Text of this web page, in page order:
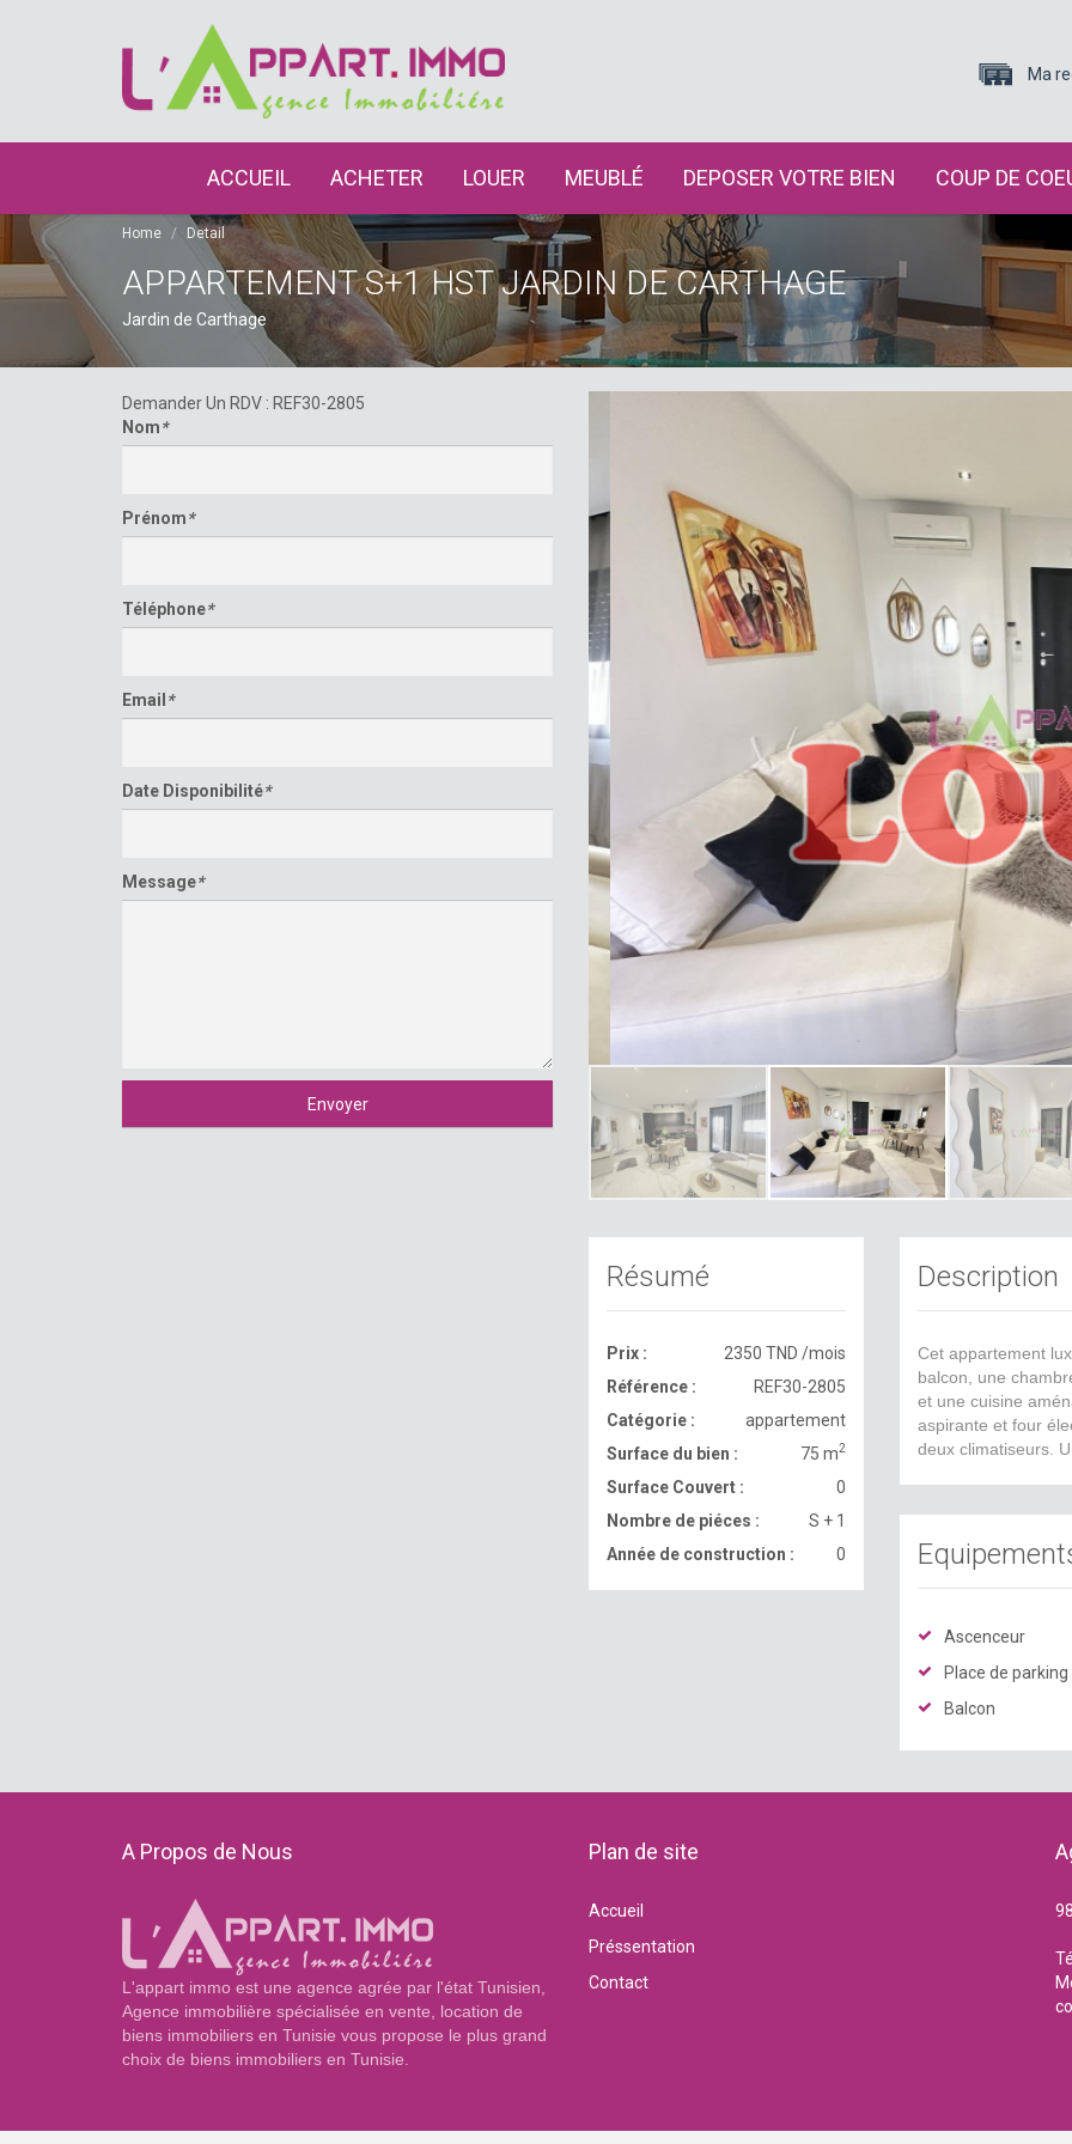
Ma
ACCUEIL ACHETER LOUER MEUBLÉ DEPOSER VOTRE BIEN COUP DE
Home Detail
APPARTEMENT S+1 HST JARDIN DE CARTHAGE
Jardin de Carthage
Demander Un RDV : REF30-2805
Nom*
Prénom*
Téléphone*
Email *
Date Disponibilité*
Message*
Envoyer
Front View
Résumé
Prix :
2350 TND /mois
Référence :
REF30-2805
Catégorie :
appartement
Surface du bien :
75 m2
Surface Couvert :
0
Nombre de piéces :
S + 1
Année de construction :
0
Description
Cet appartement
balcon, une
et une cuisine
aspirante et four
deux climatiseurs.
Ascenceur
Place de parking
Balcon
A Propos de Nous
L'appart immo est une agence agrée par l'état Tunisien,
Agence immobilière spécialisée en vente, location de
biens immobiliers en Tunisie vous propose le plus grand
choix de biens immobiliers en Tunisie.
Plan de site
Accueil
Préssentation
Contact